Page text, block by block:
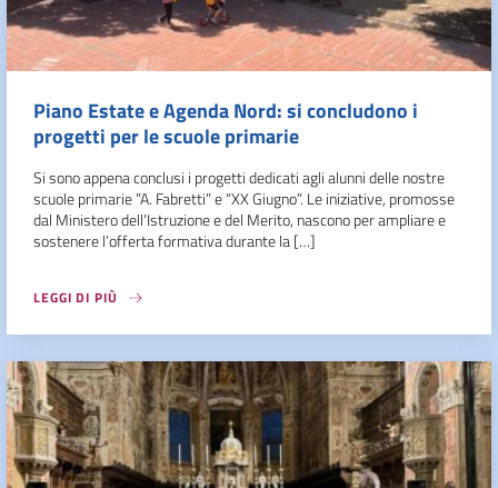
Piano Estate e Agenda Nord: si concludono i
progetti per le scuole primarie
Si sono appena conclusi i progetti dedicati agli alunni delle nostre
scuole primarie ”A. Fabretti” e “XX Giugno”. Le iniziative, promosse
dal Ministero dell’Istruzione e del Merito, nascono per ampliare e
sostenere l’offerta formativa durante la […]
LEGGI DI PIÙ